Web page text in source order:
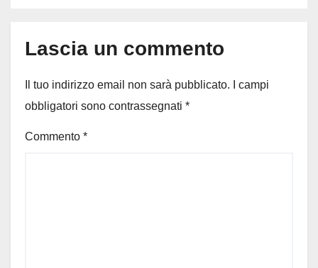
Lascia un commento
Il tuo indirizzo email non sarà pubblicato.
I campi
obbligatori sono contrassegnati *
Commento *